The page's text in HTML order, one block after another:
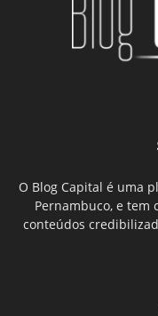
O Blog Capital é uma
Pernambuco, e tem
conteúdos